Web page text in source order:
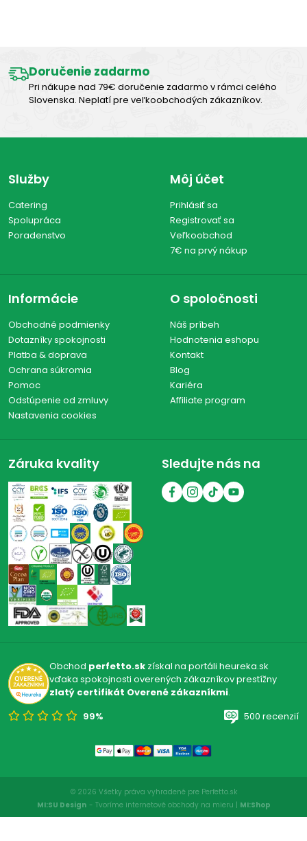
Doručenie zadarmo
Pri nákupe nad 79€ doručenie zadarmo v rámci celého
Slovenska. Neplatí pre veľkoobchodých zákazníkov.
Služby
Catering
Spolupráca
Poradenstvo
Môj účet
Prihlásiť sa
Registrovať sa
Veľkoobchod
7€ na prvý nákup
Informácie
Obchodné podmienky
Dotazníky spokojnosti
Platba & doprava
Ochrana súkromia
Pomoc
Odstúpenie od zmluvy
Nastavenia cookies
O spoločnosti
Náš príbeh
Hodnotenia eshopu
Kontakt
Blog
Kariéra
Affiliate program
Záruka kvality Sledujte nás na
Obchod perfetto.skzískal na portáli heureka.sk
vďaka spokojnosti overených zákazníkov prestížny
zlatý certifikát Overené zákazníkmi.
99%
500 recenzií
© 2026 Všetky práva vyhradené pre Perfetto.sk
MI:SU Design - Tvoríme internetové obchody na mieru | MI:Shop